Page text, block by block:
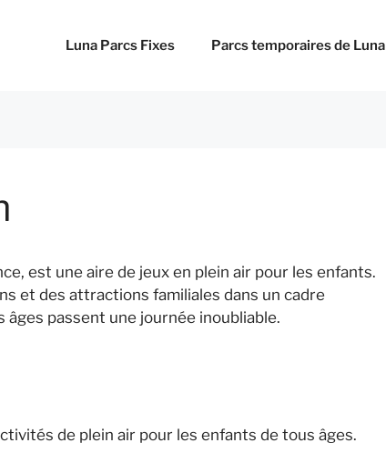
Luna Parcs Fixes Parcs temporaires de Luna
est une aire de jeux en plein air pour les enfants.
et des attractions familiales dans un cadre
passent une journée inoubliable.
de plein air pour les enfants de tous âges.